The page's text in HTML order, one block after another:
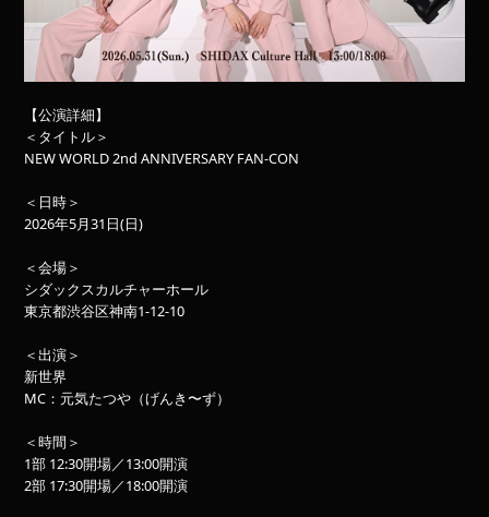
【公演詳細】
＜タイトル＞
NEW WORLD 2nd ANNIVERSARY FAN-CON
＜日時＞
2026年5月31日(日)
＜会場＞
シダックスカルチャーホール
東京都渋谷区神南1-12-10
＜出演＞
新世界
MC：元気たつや（げんき〜ず）
＜時間＞
1部 12:30開場／13:00開演
2部 17:30開場／18:00開演